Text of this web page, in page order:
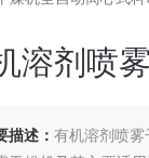
溶剂喷
描述： 有机溶剂喷雾